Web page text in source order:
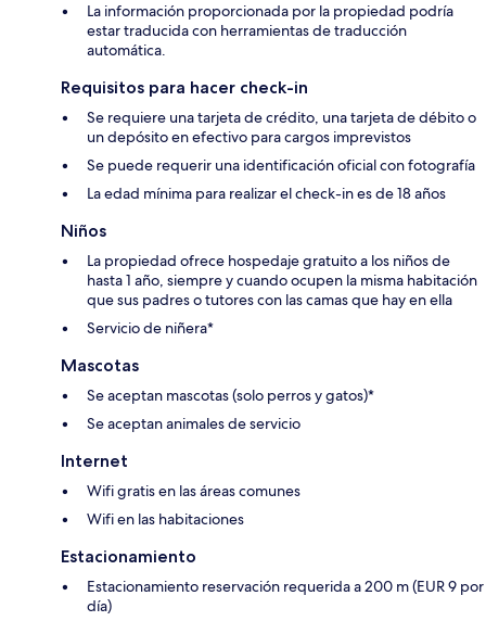
La información proporcionada por la propiedad podría
estar traducida con herramientas de traducción
automática.
Requisitos para hacer check-in
Se requiere una tarjeta de crédito, una tarjeta de débito o
un depósito en efectivo para cargos imprevistos
Se puede requerir una identificación oficial con fotografía
La edad mínima para realizar el check-in es de 18 años
Niños
La propiedad ofrece hospedaje gratuito a los niños de
hasta 1 año, siempre y cuando ocupen la misma habitación
que sus padres o tutores con las camas que hay en ella
Servicio de niñera*
Mascotas
Se aceptan mascotas (solo perros y gatos)*
Se aceptan animales de servicio
Internet
Wifi gratis en las áreas comunes
Wifi en las habitaciones
Estacionamiento
Estacionamiento reservación requerida a 200 m (EUR 9 por
día)